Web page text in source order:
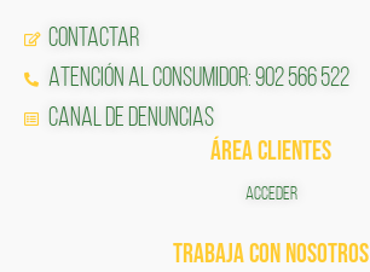
Contactar
Atención al Consumidor: 902 566 522
Canal de Denuncias
ÁREA CLIENTES
ACCEDER
TRABAJA CON NOSOTROS